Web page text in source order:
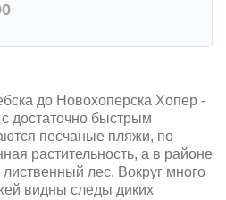
до Новохоперска Хопер -
достаточно быстрым
песчаные пляжи, по
растительность, а в районе
лес. Вокруг много
видны следы диких